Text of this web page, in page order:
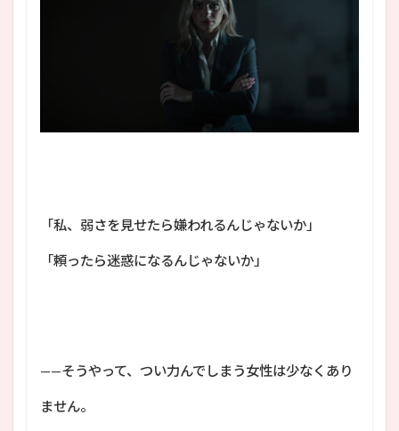
「私、弱さを見せたら嫌われるんじゃないか」
「頼ったら迷惑になるんじゃないか」
——そうやって、つい力んでしまう女性は少なくあり
ません。